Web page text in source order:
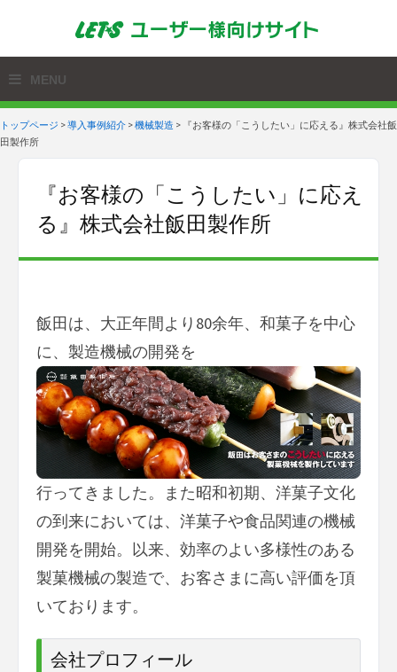
トップページ >導入事例紹介 >機械製造 > 『お客様の「こうしたい」に応える』株式会社飯
田製作所
『お客様の「こうしたい」に応え
る』株式会社飯田製作所
飯田は、大正年間より80余年、和菓子を中心
に、製造機械の開発を
行ってきました。また昭和初期、洋菓子文化
の到来においては、洋菓子や食品関連の機械
開発を開始。以来、効率のよい多様性のある
製菓機械の製造で、お客さまに高い評価を頂
いております。
会社プロフィール